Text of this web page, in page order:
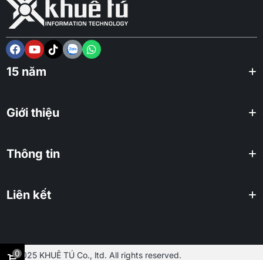
15 năm
Giới thiệu
Thông tin
Liên kết
2025 KHUÊ TÚ Co., ltd. All rights reserved.
0